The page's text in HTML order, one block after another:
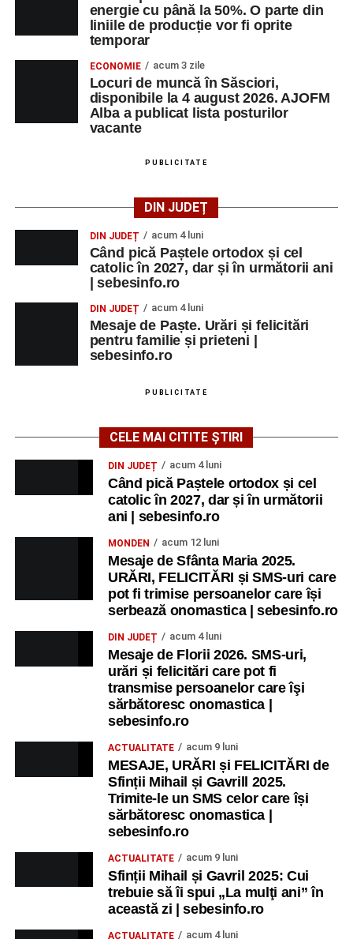
energie cu până la 50%. O parte din
liniile de producție vor fi oprite
temporar
ECONOMIE acum 3 zile
Locuri de muncă în Săsciori,
disponibile la 4 august 2026. AJOFM
Alba a publicat lista posturilor
vacante
PUBLICITATE
DIN JUDEȚ
DIN JUDEȚ acum 4 luni
Când pică Paștele ortodox și cel
catolic în 2027, dar și în următorii ani
| sebesinfo.ro
DIN JUDEȚ acum 4 luni
Mesaje de Paște. Urări și felicitări
pentru familie și prieteni |
sebesinfo.ro
PUBLICITATE
CELE MAI CITITE ȘTIRI
DIN JUDEȚ acum 4 luni
Când pică Paștele ortodox și cel
catolic în 2027, dar și în următorii
ani | sebesinfo.ro
MONDEN acum 12 luni
Mesaje de Sfânta Maria 2025.
URĂRI, FELICITĂRI și SMS-uri care
pot fi trimise persoanelor care își
serbează onomastica | sebesinfo.ro
DIN JUDEȚ acum 4 luni
Mesaje de Florii 2026. SMS-uri,
urări și felicitări care pot fi
transmise persoanelor care îşi
sărbătoresc onomastica |
sebesinfo.ro
ACTUALITATE acum 9 luni
MESAJE, URĂRI și FELICITĂRI de
Sfinții Mihail și Gavrill 2025.
Trimite-le un SMS celor care își
sărbătoresc onomastica |
sebesinfo.ro
ACTUALITATE acum 9 luni
Sfinții Mihail și Gavril 2025: Cui
trebuie să îi spui „La mulţi ani” în
această zi | sebesinfo.ro
ACTUALITATE acum 4 luni